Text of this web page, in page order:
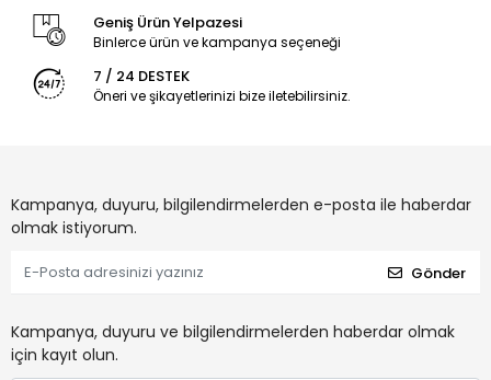
Geniş Ürün Yelpazesi
Binlerce ürün ve kampanya seçeneği
7 / 24 DESTEK
Öneri ve şikayetlerinizi bize iletebilirsiniz.
Kampanya, duyuru, bilgilendirmelerden e-posta ile haberdar
olmak istiyorum.
Gönder
Kampanya, duyuru ve bilgilendirmelerden haberdar olmak
için kayıt olun.